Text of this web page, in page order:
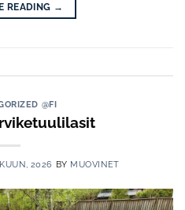
READING →
@FI
2026 BY MUOVINET